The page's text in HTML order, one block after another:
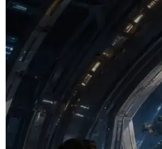
2026.07.04
ERPC запускает